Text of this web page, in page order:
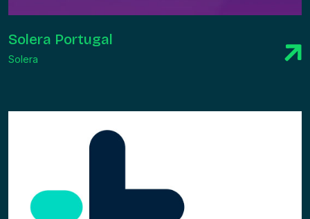
Solera Portugal
Solera